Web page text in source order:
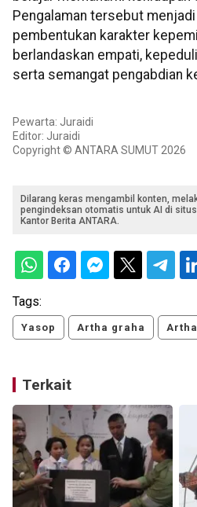
Pengalaman tersebut
pembentukan karakter
berlandaskan empati,
serta semangat pengabdian
Pewarta: Juraidi
Editor: Juraidi
Copyright © ANTARA SUMUT 2026
Dilarang keras mengambil konten,
pengindeksan otomatis untuk AI di
Kantor Berita ANTARA.
Tags:
Yasop Artha graha Artha
Terkait